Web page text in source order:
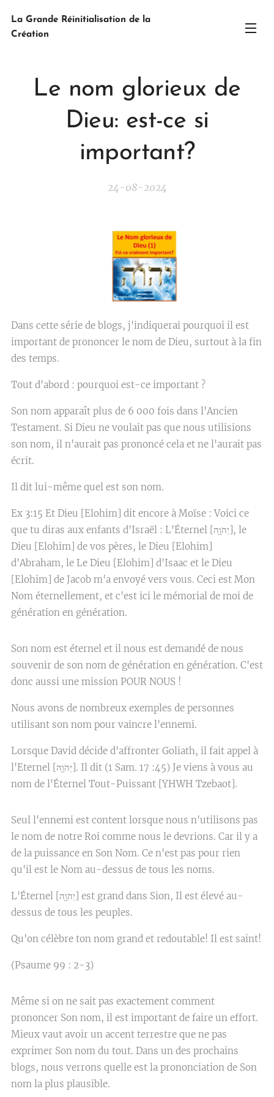
La Grande Réinitialisation de la
Création
Le nom glorieux de
Dieu: est-ce si
important?
24-08-2024
Dans cette série de blogs, j'indiquerai pourquoi il est
important de prononcer le nom de Dieu, surtout à la fin
des temps.
Tout d'abord : pourquoi est-ce important ?
Son nom apparaît plus de 6 000 fois dans l'Ancien
Testament. Si Dieu ne voulait pas que nous utilisions
son nom, il n'aurait pas prononcé cela et ne l'aurait pas
écrit.
Il dit lui-même quel est son nom.
Ex 3:15 Et Dieu [Elohim] dit encore à Moïse : Voici ce
que tu diras aux enfants d'Israël : L'Éternel [יְהֹוָ֖ה], le
Dieu [Elohim] de vos pères, le Dieu [Elohim]
d'Abraham, le Le Dieu [Elohim] d'Isaac et le Dieu
[Elohim] de Jacob m'a envoyé vers vous. Ceci est Mon
Nom éternellement, et c'est ici le mémorial de moi de
génération en génération.
Son nom est éternel et il nous est demandé de nous
souvenir de son nom de génération en génération. C'est
donc aussi une mission POUR NOUS !
Nous avons de nombreux exemples de personnes
utilisant son nom pour vaincre l'ennemi.
Lorsque David décide d'affronter Goliath, il fait appel à
l'Eternel [יְהֹוָ֖ה]. Il dit (1 Sam. 17 :45) Je viens à vous au
nom de l'Éternel Tout-Puissant [YHWH Tzebaot].
Seul l'ennemi est content lorsque nous n'utilisons pas
le nom de notre Roi comme nous le devrions. Car il y a
de la puissance en Son Nom. Ce n'est pas pour rien
qu'il est le Nom au-dessus de tous les noms.
L'Éternel [יְהֹוָ֖ה] est grand dans Sion, Il est élevé au-
dessus de tous les peuples.
Qu'on célèbre ton nom grand et redoutable! Il est saint!
(Psaume 99 : 2-3)
Même si on ne sait pas exactement comment
prononcer Son nom, il est important de faire un effort.
Mieux vaut avoir un accent terrestre que ne pas
exprimer Son nom du tout. Dans un des prochains
blogs, nous verrons quelle est la prononciation de Son
nom la plus plausible.